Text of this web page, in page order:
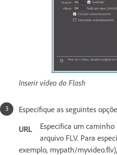
Inserir vídeo do Flash
Especifique as seguintes
URL
Especifica um
arquivo FLV. Para
exemplo, mypath/